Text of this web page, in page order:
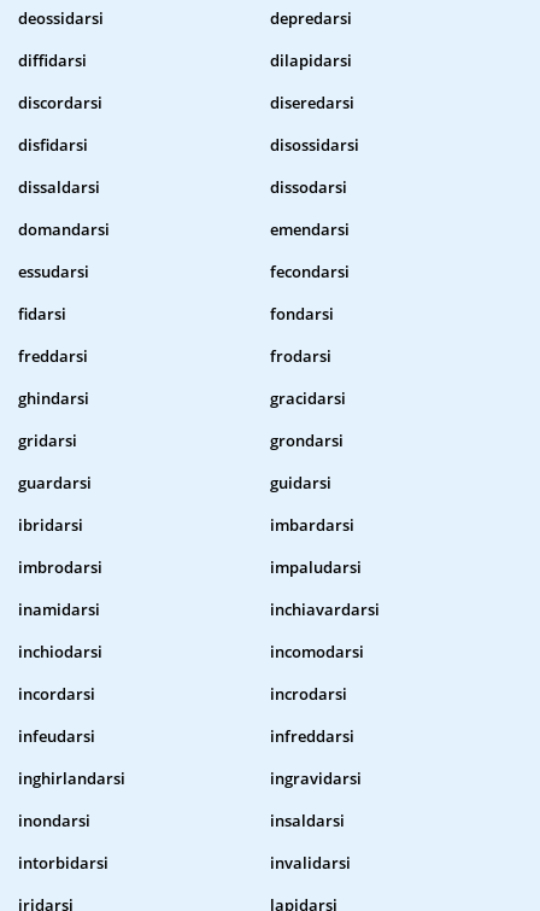
deossidarsi
depredarsi
diffidarsi
dilapidarsi
discordarsi
diseredarsi
disfidarsi
disossidarsi
dissaldarsi
dissodarsi
domandarsi
emendarsi
essudarsi
fecondarsi
fidarsi
fondarsi
freddarsi
frodarsi
ghindarsi
gracidarsi
gridarsi
grondarsi
guardarsi
guidarsi
ibridarsi
imbardarsi
imbrodarsi
impaludarsi
inamidarsi
inchiavardarsi
inchiodarsi
incomodarsi
incordarsi
incrodarsi
infeudarsi
infreddarsi
inghirlandarsi
ingravidarsi
inondarsi
insaldarsi
intorbidarsi
invalidarsi
iridarsi
lapidarsi